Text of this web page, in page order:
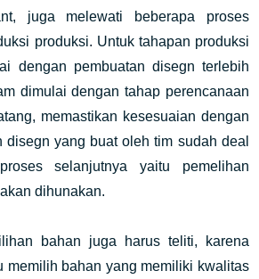
juga melewati beberapa proses
produksi. Untuk tahapan produksi
dengan pembuatan disegn terlebih
dimulai dengan tahap perencanaan
memastikan kesesuaian dengan
disegn yang buat oleh tim sudah deal
selanjutnya yaitu pemelihan
dihunakan.
bahan juga harus teliti, karena
memilih bahan yang memiliki kwalitas